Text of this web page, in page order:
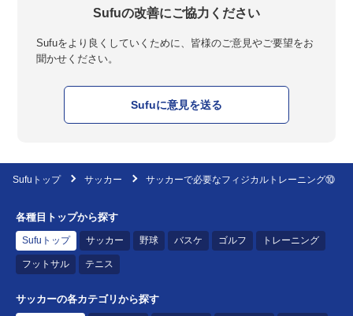
Sufuの改善にご協力ください
Sufuをより良くしていくために、皆様のご意見やご要望をお
聞かせください。
Sufuに意見を送る
Sufuトップ サッカー サッカーで必要なフィジカルトレーニング⑩
各種目トップから探す
Sufuトップ サッカー 野球 バスケ ゴルフ トレーニング
フットサル テニス
サッカーの各カテゴリから探す